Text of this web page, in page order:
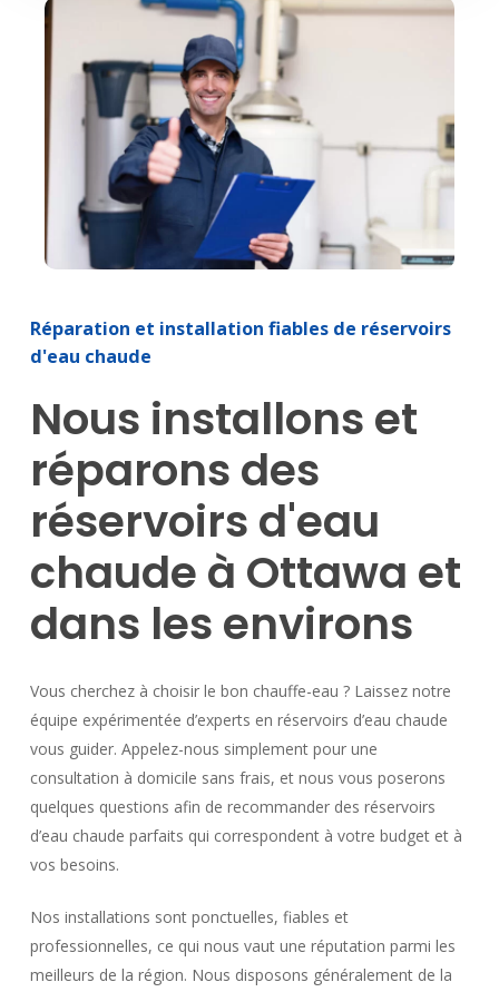
Réparation et installation fiables de réservoirs
d'eau chaude
Nous installons et
réparons des
réservoirs d'eau
chaude à Ottawa et
dans les environs
Vous cherchez à choisir le bon chauffe-eau ? Laissez notre
équipe expérimentée d’experts en réservoirs d’eau chaude
vous guider. Appelez-nous simplement pour une
consultation à domicile sans frais, et nous vous poserons
quelques questions afin de recommander des réservoirs
d’eau chaude parfaits qui correspondent à votre budget et à
vos besoins.
Nos installations sont ponctuelles, fiables et
professionnelles, ce qui nous vaut une réputation parmi les
meilleurs de la région. Nous disposons généralement de la